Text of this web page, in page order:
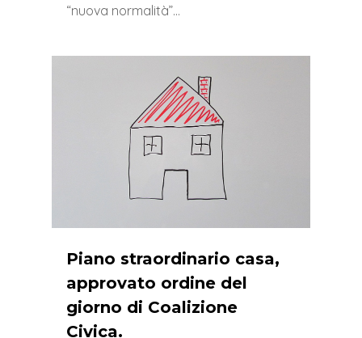
“nuova normalità”…
Piano straordinario casa,
approvato ordine del
giorno di Coalizione
Civica.